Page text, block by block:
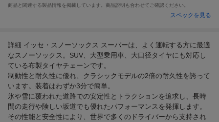
商品と関連する製品情報を掲載しています。商品説明も合わせてご確認ください。
スペックを見る
詳細 イッセ・スノーソックス スーパーは、よく運転する方に最適
なスノーソックス。SUV、大型乗用車、大口径タイヤにも対応し
ている布製タイヤチェーンです。
制動性と耐久性に優れ、クラシックモデルの2倍の耐久性を誇って
います。装着はわずか3分で簡単。
氷や雪に覆われた道路での安定性とトラクションを追求し、長時
間の走行や険しい坂道でも優れたパフォーマンスを発揮します。
その性能と安全性により、世界で多くのドライバーから支持され